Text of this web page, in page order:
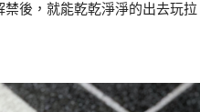
後，就能乾乾淨淨的出去玩拉